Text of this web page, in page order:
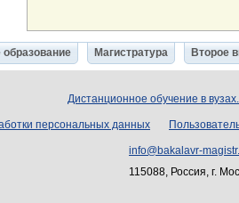
Магистратура Второе
Дистанционное обучение в
персональных данных
info@bakalavr-
115088, Россия, г.